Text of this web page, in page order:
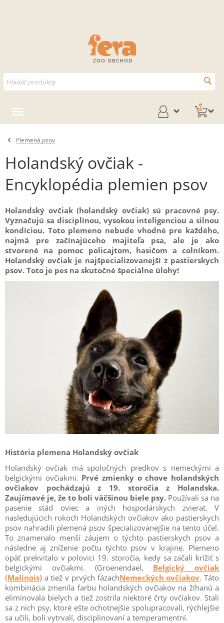
ZOO OBCHOD
0
Plemená psov
Holandský ovčiak -
Encyklopédia plemien psov
Holandský ovčiak (holandský ovčiak) sú pracovné psy.
Vyznačujú sa disciplínou, vysokou inteligenciou a silnou
kondíciou. Toto plemeno nebude vhodné pre každého,
najmä pre začínajúceho majiteľa psa, ale je ako
stvorené na pomoc policajtom, hasičom a colníkom.
Holandský ovčiak je najšpecializovanejší z pastierskych
psov. Toto je pes na skutočné špeciálne úlohy!
História plemena Holandský ovčiak
Holandský ovčiak má spoločných predkov s nemeckými a
belgickými ovčiakmi. Prvé zmienky o chove holandských
ovčiakov pochádzajú z 19. storočia z Holandska.
Zaujímavé je, že to boli väčšinou biele psy. Používali sa na
pasenie stád oviec a iných hospodárskych zvierat. V
nasledujúcich rokoch Holandských ovčiakov ako pastierskych
psov nahradili plemená psov špecializovanejšie na tento účel.
To znamenalo menší záujem o týchto pastierskych psov a
následne aj zníženie počtu týchto psov v krajine. Plemeno
opäť prekvitalo v polovici 19. storočia, kedy sa začali krížiť s
belgickými ovčiakmi. (Groenendael, Belgický ovčiak
(Malinois) a tiež v prvých fázachNemeckých ovčiakov. Táto
kombinácia zmenila farbu holandských ovčiakov na žíhanú a
eliminovala bielych a tiež zostrila niektoré črty ovčiakov. Stali
sa z nich psy, ktoré ešte ochotnejšie spolupracovali, rýchlejšie
sa učili, boli vytrvalí, disciplinovaní a temperamentní.